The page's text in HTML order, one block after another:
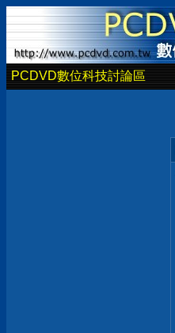
PCDVD數位科技討論區